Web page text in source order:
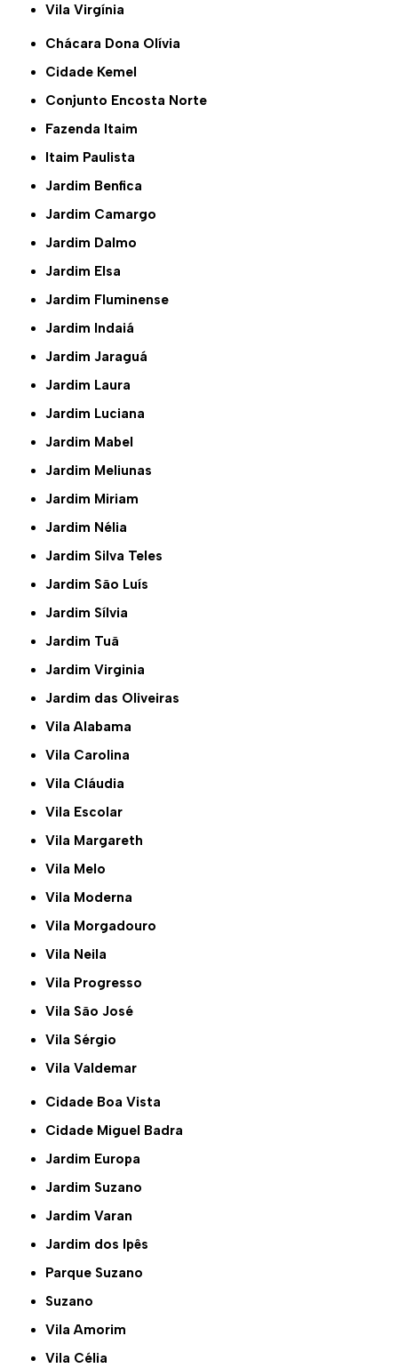
Vila Virgínia
Chácara Dona Olívia
Cidade Kemel
Conjunto Encosta Norte
Fazenda Itaim
Itaim Paulista
Jardim Benfica
Jardim Camargo
Jardim Dalmo
Jardim Elsa
Jardim Fluminense
Jardim Indaiá
Jardim Jaraguá
Jardim Laura
Jardim Luciana
Jardim Mabel
Jardim Meliunas
Jardim Miriam
Jardim Nélia
Jardim Silva Teles
Jardim São Luís
Jardim Sílvia
Jardim Tuã
Jardim Virginia
Jardim das Oliveiras
Vila Alabama
Vila Carolina
Vila Cláudia
Vila Escolar
Vila Margareth
Vila Melo
Vila Moderna
Vila Morgadouro
Vila Neila
Vila Progresso
Vila São José
Vila Sérgio
Vila Valdemar
Cidade Boa Vista
Cidade Miguel Badra
Jardim Europa
Jardim Suzano
Jardim Varan
Jardim dos Ipês
Parque Suzano
Suzano
Vila Amorim
Vila Célia